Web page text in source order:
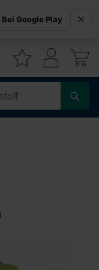
Bei Google Play